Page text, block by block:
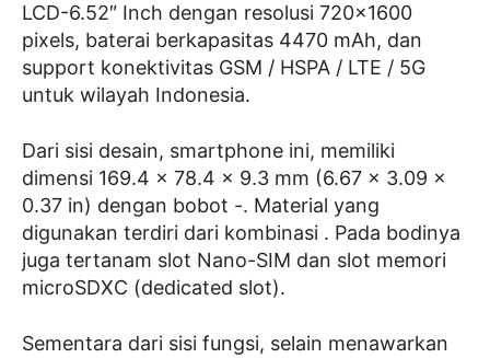
LCD-6.52″ Inch dengan resolusi 720×1600
pixels, baterai berkapasitas 4470 mAh, dan
support konektivitas GSM / HSPA / LTE / 5G
untuk wilayah Indonesia.
Dari sisi desain, smartphone ini, memiliki
dimensi 169.4 x 78.4 x 9.3 mm (6.67 x 3.09 x
0.37 in) dengan bobot -. Material yang
digunakan terdiri dari kombinasi . Pada bodinya
juga tertanam slot Nano-SIM dan slot memori
microSDXC (dedicated slot).
Sementara dari sisi fungsi, selain menawarkan